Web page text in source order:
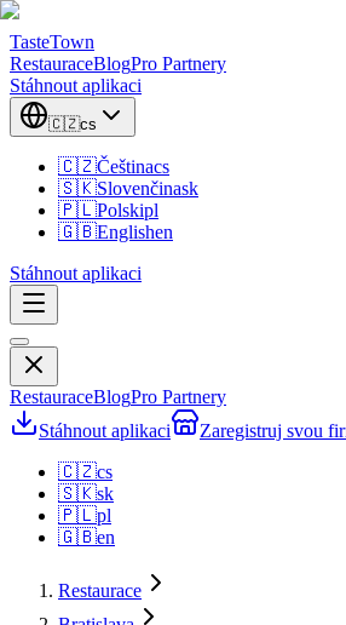
TasteTown
RestauraceBlogPro Partnery
Stáhnout aplikaci
🇨🇿cs
🇨🇿Češtinacs
🇸🇰Slovenčinask
🇵🇱Polskipl
🇬🇧Englishen
Stáhnout aplikaci
RestauraceBlogPro Partnery
Stáhnout aplikaci
Zaregistruj svou
🇨🇿cs
🇸🇰sk
🇵🇱pl
🇬🇧en
Restaurace